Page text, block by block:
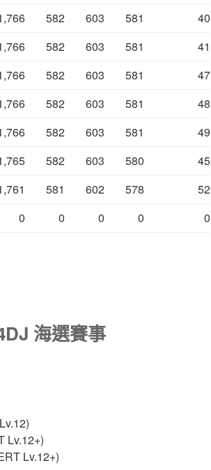
582 603 581
40
582 603 581
41
582 603 581
47
582 603 581
48
582 603 581
49
582 603 580
45
581 602 578
52
0 0 0 0 0
海選賽事
Lv.12+)
Lv.12+)